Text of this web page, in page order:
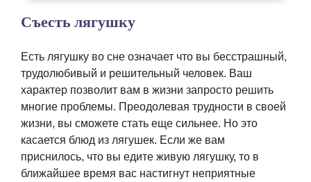
Съесть лягушку
Есть лягушку во сне означает что вы бесстрашный,
трудолюбивый и решительный человек. Ваш
характер позволит вам в жизни запросто решить
многие проблемы. Преодолевая трудности в своей
жизни, вы сможете стать еще сильнее. Но это
касается блюд из лягушек. Если же вам
приснилось, что вы едите живую лягушку, то в
ближайшее время вас настигнут неприятные